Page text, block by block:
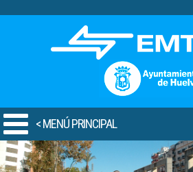
< MENÚ PRINCIPAL